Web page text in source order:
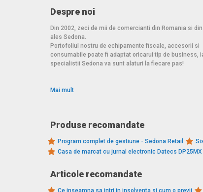
Despre noi
Din 2002, zeci de mii de comercianti din Romania si
ales Sedona.
Portofoliul nostru de echipamente fiscale, accesorii si
consumabile poate fi adaptat oricarui tip de business,
specialistii Sedona va sunt alaturi la fiecare pas!
Mai mult
Produse recomandate
Program complet de gestiune - Sedona Retail
Casa de marcat cu jurnal electronic Datecs DP25MX
Articole recomandate
Ce inseamna sa intri in insolventa si cum o previi